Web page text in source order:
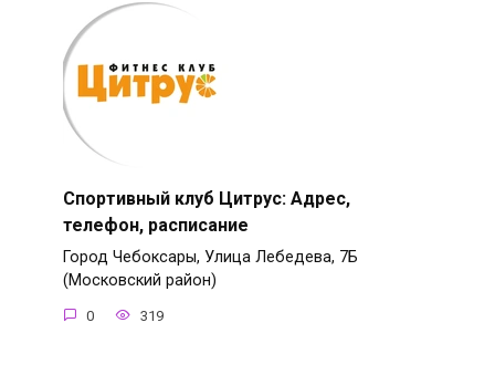
Спортивный клуб Цитрус: Адрес,
телефон, расписание
Город Чебоксары, Улица Лебедева, 7Б
(Московский район)
0 319